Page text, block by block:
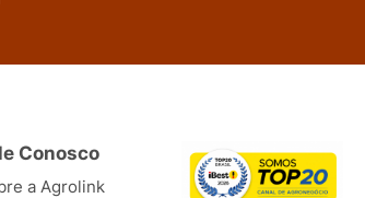
Conosco
a Agrolink